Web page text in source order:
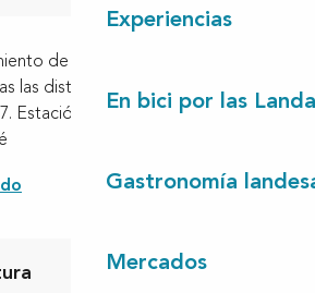
Experiencias
En bici por las
Gastronomía
Mercados
de Castets. Transporte
las distancias. Asistencia y
Estación de tren, aeropuerto, ...